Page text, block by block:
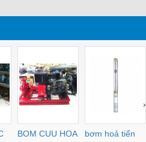
BOM CUU HOA
bơm hoả tiển
›